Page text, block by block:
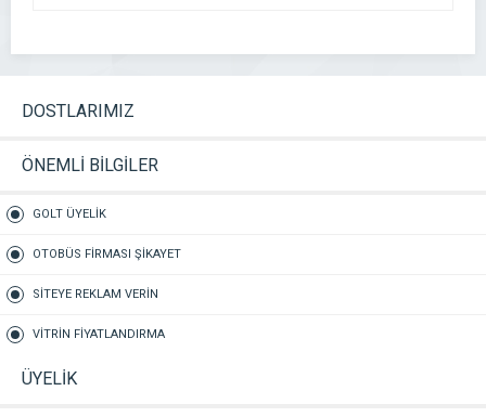
DOSTLARIMIZ
ÖNEMLİ BİLGİLER
GOLT ÜYELİK
OTOBÜS FİRMASI ŞİKAYET
SİTEYE REKLAM VERİN
VİTRİN FİYATLANDIRMA
ÜYELİK